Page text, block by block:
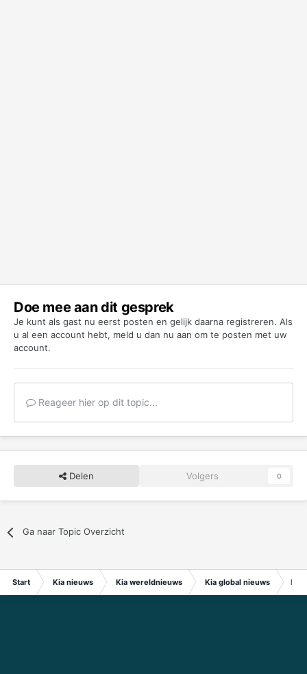
Doe mee aan dit gesprek
Je kunt als gast nu eerst posten en gelijk daarna registreren. Als
u al een account hebt, meld u dan nu aan om te posten met uw
account.
Reageer hier op dit topic...
Delen Volgers 0
Ga naar Topic Overzicht
Start Kia nieuws Kia wereldnieuws Kia global nieuws Kia